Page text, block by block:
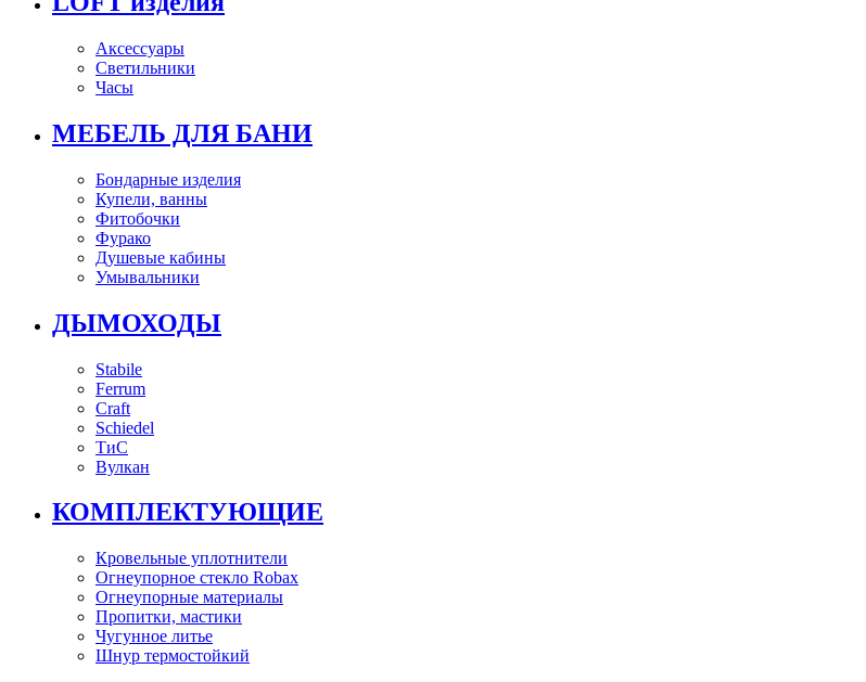
Аксессуары
Светильники
Часы
МЕБЕЛЬ ДЛЯ БАНИ
Бондарные изделия
Купели, ванны
Фитобочки
Фурако
Душевые кабины
Умывальники
ДЫМОХОДЫ
Stabile
Ferrum
Craft
Schiedel
ТиС
Вулкан
КОМПЛЕКТУЮЩИЕ
Кровельные уплотнители
Огнеупорное стекло Robax
Огнеупорные материалы
Пропитки, мастики
Чугунное литье
Шнур термостойкий